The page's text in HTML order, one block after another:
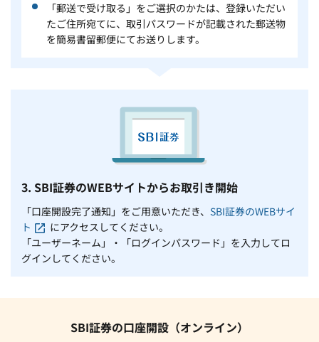
「郵送で受け取る」をご選択のかたは、登録いただい
たご住所宛てに、取引パスワードが記載された郵送物
を簡易書留郵便にてお送りします。
3. SBI証券のWEBサイトからお取引き開始
「口座開設完了通知」をご用意いただき、 SBI証券のWEBサイ
ト
にアクセスしてください。
「ユーザーネーム」・「ログインパスワード」を入力してロ
グインしてください。
SBI証券の口座開設（オンライン）